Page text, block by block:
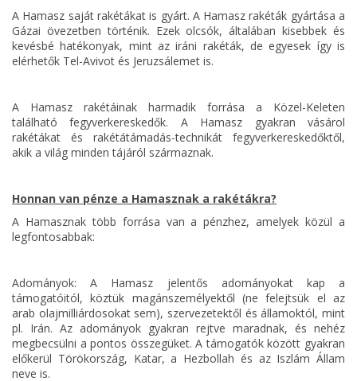
A Hamasz saját rakétákat is gyárt. A Hamasz rakéták gyártása a
Gázai övezetben történik. Ezek olcsók, általában kisebbek és
kevésbé hatékonyak, mint az iráni rakéták, de egyesek így is
elérhetők Tel-Avivot és Jeruzsálemet is.
A Hamasz rakétáinak harmadik forrása a Közel-Keleten
található fegyverkereskedők. A Hamasz gyakran vásárol
rakétákat és rakétátámadás-technikát fegyverkereskedőktől,
akik a világ minden tájáról származnak.
Honnan van pénze a Hamasznak a rakétákra?
A Hamasznak több forrása van a pénzhez, amelyek közül a
legfontosabbak:
Adományok: A Hamasz jelentős adományokat kap a
támogatóitól, köztük magánszemélyektől (ne felejtsük el az
arab olajmilliárdosokat sem), szervezetektől és államoktól, mint
pl. Irán. Az adományok gyakran rejtve maradnak, és nehéz
megbecsülni a pontos összegüket. A támogatók között gyakran
előkerül Törökország, Katar, a Hezbollah és az Iszlám Állam
neve is.